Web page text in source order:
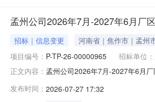
孟州公司2026年7月-2027年6月厂
招标｜信息变更 河南省｜焦作市｜孟州
项目编号： P-TP-26-00000965 招标单位：
正文内容： 孟州公司2026年7月-2027年6月
执行人联系方式：18639138823
发布时间： 2026-07-27 17:32